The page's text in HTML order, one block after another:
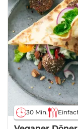
30 Min.